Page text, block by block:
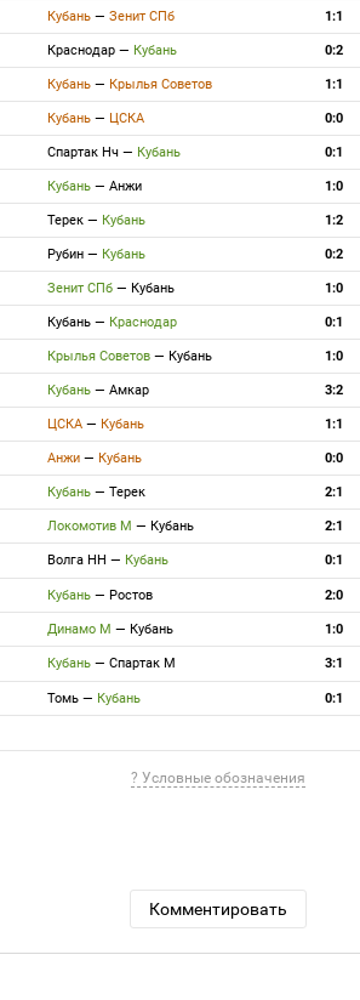
Кубань — Зенит СПб 1:1
Краснодар — Кубань 0:2
Кубань — Крылья Советов 1:1
Кубань — ЦСКА 0:0
Спартак Нч — Кубань 0:1
Кубань — Анжи 1:0
Терек — Кубань 1:2
Рубин — Кубань 0:2
Зенит СПб — Кубань 1:0
Кубань — Краснодар 0:1
Крылья Советов — Кубань 1:0
Кубань — Амкар 3:2
ЦСКА — Кубань 1:1
Анжи — Кубань 0:0
Кубань — Терек 2:1
Локомотив М — Кубань 2:1
Волга НН — Кубань 0:1
Кубань — Ростов 2:0
Динамо М — Кубань 1:0
Кубань — Спартак М 3:1
Томь — Кубань 0:1
? Условные обозначения
Комментировать